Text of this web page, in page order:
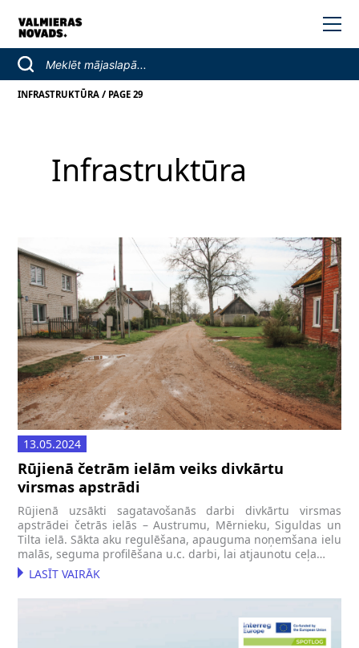
INFRASTRUKTŪRA / PAGE 29
Infrastruktūra
13.05.2024
Rūjienā četrām ielām veiks divkārtu
virsmas apstrādi
Rūjienā uzsākti sagatavošanās darbi divkārtu virsmas
apstrādei četrās ielās – Austrumu, Mērnieku, Siguldas un
Tilta ielā. Sākta aku regulēšana, apauguma noņemšana ielu
malās, seguma profilēšana u.c. darbi, lai atjaunotu ceļa…
LASĪT VAIRĀK